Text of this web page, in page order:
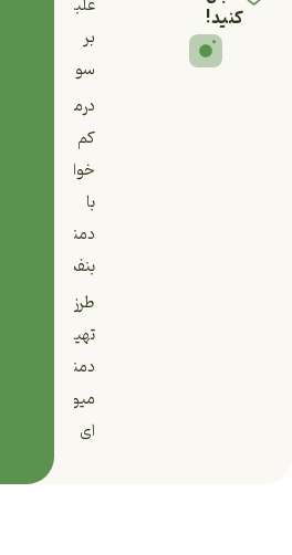
کنید!
بر
سودا
درمان
کم
خوابی
با
دمنوش
بنفشه
طرز
تهیه
دمنوش
میوه
ای